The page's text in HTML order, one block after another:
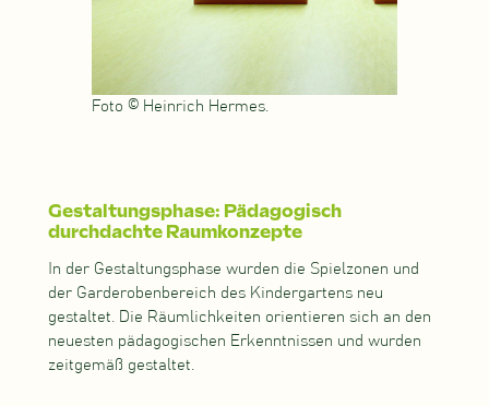
Foto © Heinrich Hermes.
Gestaltungsphase: Pädagogisch
durchdachte Raumkonzepte
In der Gestaltungsphase wurden die Spielzonen und
der Garderobenbereich des Kindergartens neu
gestaltet. Die Räumlichkeiten orientieren sich an den
neuesten pädagogischen Erkenntnissen und wurden
zeitgemäß gestaltet.